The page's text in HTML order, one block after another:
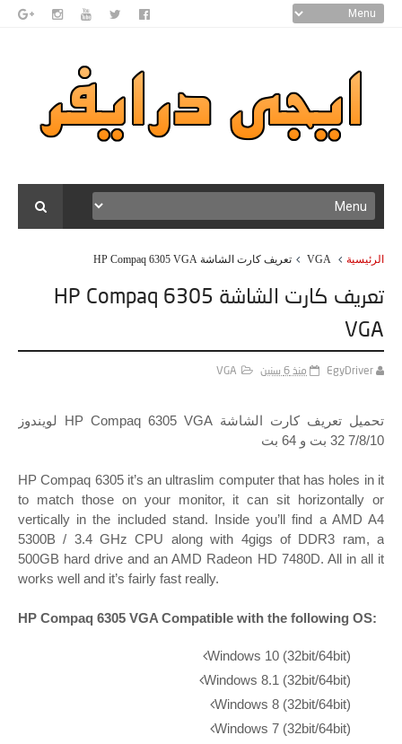
الرئيسية VGA تعريف كارت الشاشة HP Compaq 6305 VGA
تعريف كارت الشاشة HP Compaq 6305
VGA
EgyDriver منذ 6 سنين VGA
تحميل تعريف كارت الشاشة HP Compaq 6305 VGA لويندوز
7/8/10 32 بت و 64 بت
HP Compaq 6305 it’s an ultraslim computer that has holes in it
to match those on your monitor, it can sit horizontally or
vertically in the included stand. Inside you’ll find a AMD A4
5300B / 3.4 GHz CPU along with 4gigs of DDR3 ram, a
500GB hard drive and an AMD Radeon HD 7480D. All in all it
works well and it’s fairly fast really.
HP Compaq 6305 VGA Compatible with the following OS:
Windows 10 (32bit/64bit)
Windows 8.1 (32bit/64bit)
Windows 8 (32bit/64bit)
Windows 7 (32bit/64bit)